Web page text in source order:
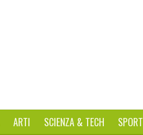
ARTI SCIENZA & TECH SPORT